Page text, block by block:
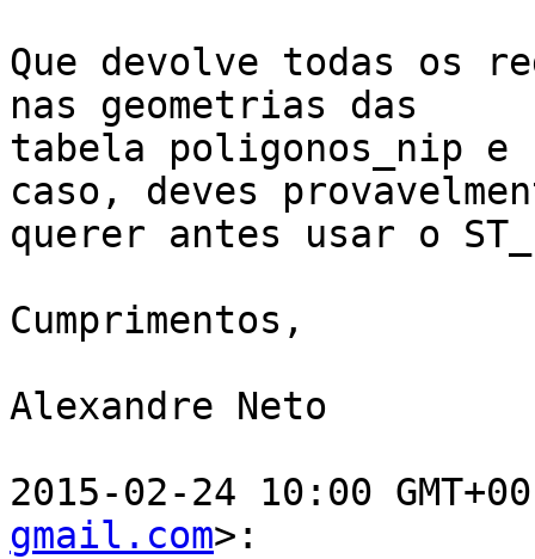
Que devolve todas os
nas geometrias das
tabela poligonos_nip e
caso, deves
querer antes usar o
Cumprimentos,
Alexandre Neto
2015-02-24 10:00
gmail.com>: